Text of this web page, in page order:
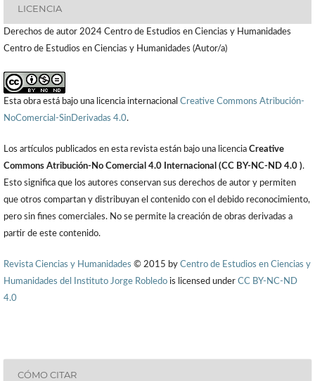
LICENCIA
Derechos de autor 2024 Centro de Estudios en Ciencias y Humanidades
Centro de Estudios en Ciencias y Humanidades (Autor/a)
Esta obra está bajo una licencia internacional Creative Commons Atribución-
NoComercial-SinDerivadas 4.0.
Los artículos publicados en esta revista están bajo una licencia Creative
Commons Atribución-No Comercial 4.0 Internacional (CC BY-NC-ND 4.0 ).
Esto significa que los autores conservan sus derechos de autor y permiten
que otros compartan y distribuyan el contenido con el debido reconocimiento,
pero sin fines comerciales. No se permite la creación de obras derivadas a
partir de este contenido.
Revista Ciencias y Humanidades © 2015 by Centro de Estudios en Ciencias y
Humanidades del Instituto Jorge Robledo is licensed under CC BY-NC-ND
4.0
CÓMO CITAR